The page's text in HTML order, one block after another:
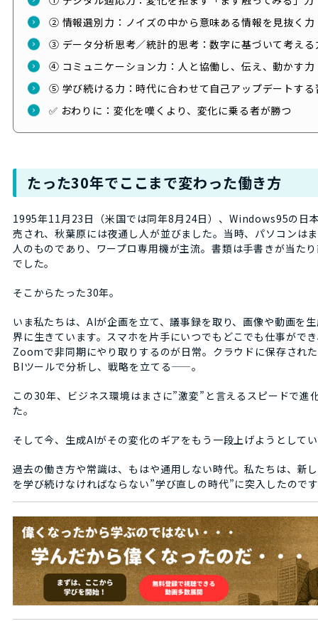
② 情報選別力：ノイズの中から意味ある情報を見抜く力
③ データ分析思考／統計的思考：数字に基づいて考える
④ コミュニケーション力：人と協働し、伝え、動かす力
⑤ 学び続ける力：時代に合わせて自己アップデートする
✅ おわりに：変化を嘆くより、変化に乗る者が勝つ
たった30年でここまで変わった働き方
1995年11月23日（米国では同年8月24日）、Windows95の日
売され、秋葉原には夜通し人が並びました。当時、パソコンは
人のものであり、ワープロ専用機が主流。書類は手書きが当た
でした。
そこからたった30年。
いま私たちは、AIが企画を立て、議事録を取り、画像や動画を
界に生きています。スマホを片手にいつでもどこでも仕事がで
Zoomで非同期にやり取りするのが日常。クラウドに保存され
BIツールで分析し、戦略を立てる——。
この30年、ビジネス環境はまさに”激変”と言えるスピードで進
た。
そして今、生成AIがその変化のギアをもう一段上げようとして
過去の働き方や常識は、もはや通用しない時代。私たちは、新
を学び続けなければならない”学び直しの時代”に突入したので